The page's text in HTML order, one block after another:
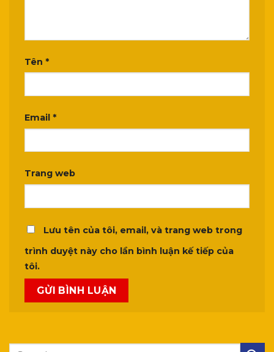
Tên *
Email *
Trang web
Lưu tên của tôi, email, và trang web trong
trình duyệt này cho lần bình luận kế tiếp của
tôi.